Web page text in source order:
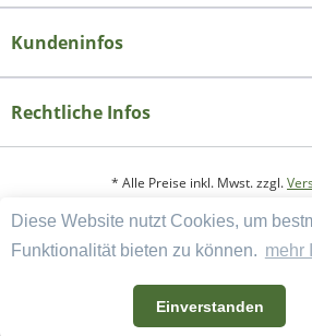
Diese Website nutzt Cookies, um
Funktionalität bieten zu können. mehr
Einverstanden
Kundeninfos
Rechtliche Infos
* Alle Preise inkl. Mwst. zzgl.
Copyright
Widerrufsbelehrung und Muster-
AGB und